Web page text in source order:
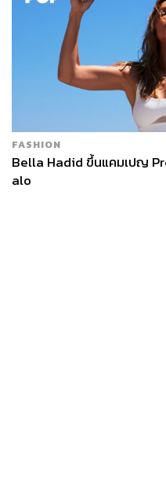
FASHION
Bella Hadid ขึ้นแคมเปญ
alo